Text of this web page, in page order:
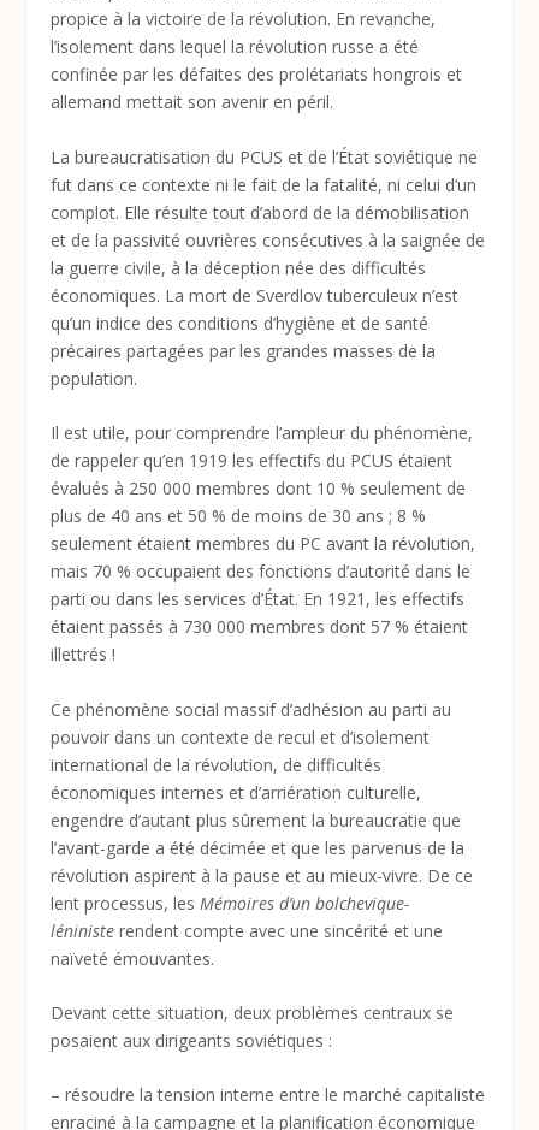
propice à la victoire de la révolution. En revanche,
l’isolement dans lequel la révolution russe a été
confinée par les défaites des prolétariats hongrois et
allemand mettait son avenir en péril.
La bureaucratisation du PCUS et de l’État soviétique ne
fut dans ce contexte ni le fait de la fatalité, ni celui d’un
complot. Elle résulte tout d’abord de la démobilisation
et de la passivité ouvrières consécutives à la saignée de
la guerre civile, à la déception née des difficultés
économiques. La mort de Sverdlov tuberculeux n’est
qu’un indice des conditions d’hygiène et de santé
précaires partagées par les grandes masses de la
population.
Il est utile, pour comprendre l’ampleur du phénomène,
de rappeler qu’en 1919 les effectifs du PCUS étaient
évalués à 250 000 membres dont 10 % seulement de
plus de 40 ans et 50 % de moins de 30 ans ; 8 %
seulement étaient membres du PC avant la révolution,
mais 70 % occupaient des fonctions d’autorité dans le
parti ou dans les services d’État. En 1921, les effectifs
étaient passés à 730 000 membres dont 57 % étaient
illettrés !
Ce phénomène social massif d’adhésion au parti au
pouvoir dans un contexte de recul et d’isolement
international de la révolution, de difficultés
économiques internes et d’arriération culturelle,
engendre d’autant plus sûrement la bureaucratie que
l’avant-garde a été décimée et que les parvenus de la
révolution aspirent à la pause et au mieux-vivre. De ce
lent processus, les Mémoires d’un bolchevique-
léniniste rendent compte avec une sincérité et une
naïveté émouvantes.
Devant cette situation, deux problèmes centraux se
posaient aux dirigeants soviétiques :
– résoudre la tension interne entre le marché capitaliste
enraciné à la campagne et la planification économique